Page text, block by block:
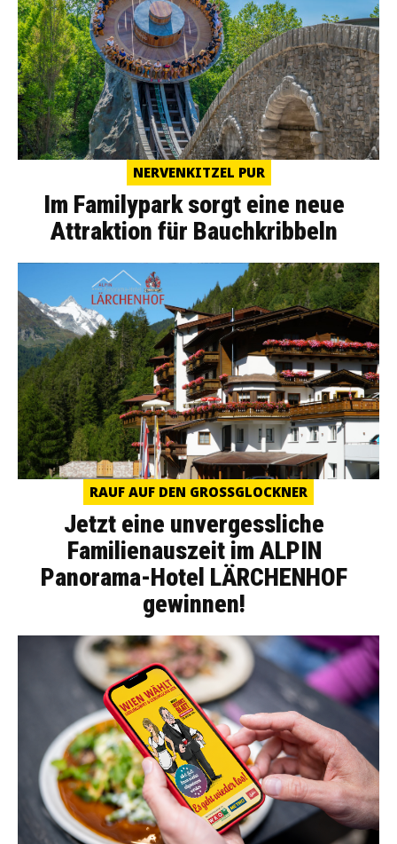
NERVENKITZEL PUR
Im Familypark sorgt eine neue
Attraktion für Bauchkribbeln
RAUF AUF DEN GROSSGLOCKNER
Jetzt eine unvergessliche
Familienauszeit im ALPIN
Panorama-Hotel LÄRCHENHOF
gewinnen!